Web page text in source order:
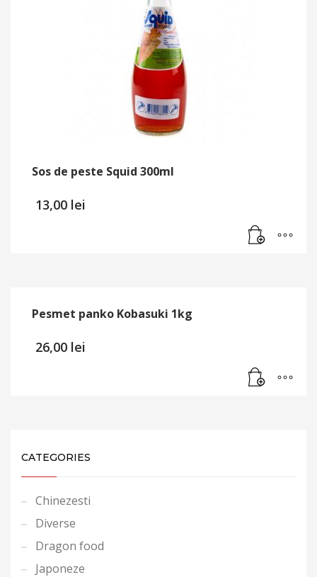
Sos de peste Squid 300ml
13,00 lei
Pesmet panko Kobasuki 1kg
26,00 lei
CATEGORIES
Chinezesti
Diverse
Dragon food
Japoneze